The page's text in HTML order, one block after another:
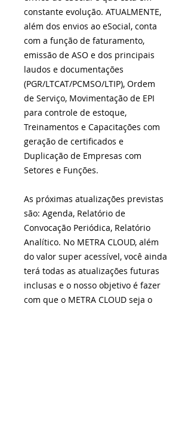
constante evolução. ATUALMENTE,
além dos envios ao eSocial, conta
com a função de faturamento,
emissão de ASO e dos principais
laudos e documentações
(PGR/LTCAT/PCMSO/LTIP), Ordem
de Serviço, Movimentação de EPI
para controle de estoque,
Treinamentos e Capacitações com
geração de certificados e
Duplicação de Empresas com
Setores e Funções.
As próximas atualizações previstas
são: Agenda, Relatório de
Convocação Periódica, Relatório
Analítico. No METRA CLOUD, além
do valor super acessível, você ainda
terá todas as atualizações futuras
inclusas e o nosso objetivo é fazer
com que o METRA CLOUD seja o